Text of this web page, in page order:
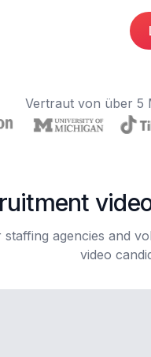
Vertraut von über 5
staffing agencies and
video